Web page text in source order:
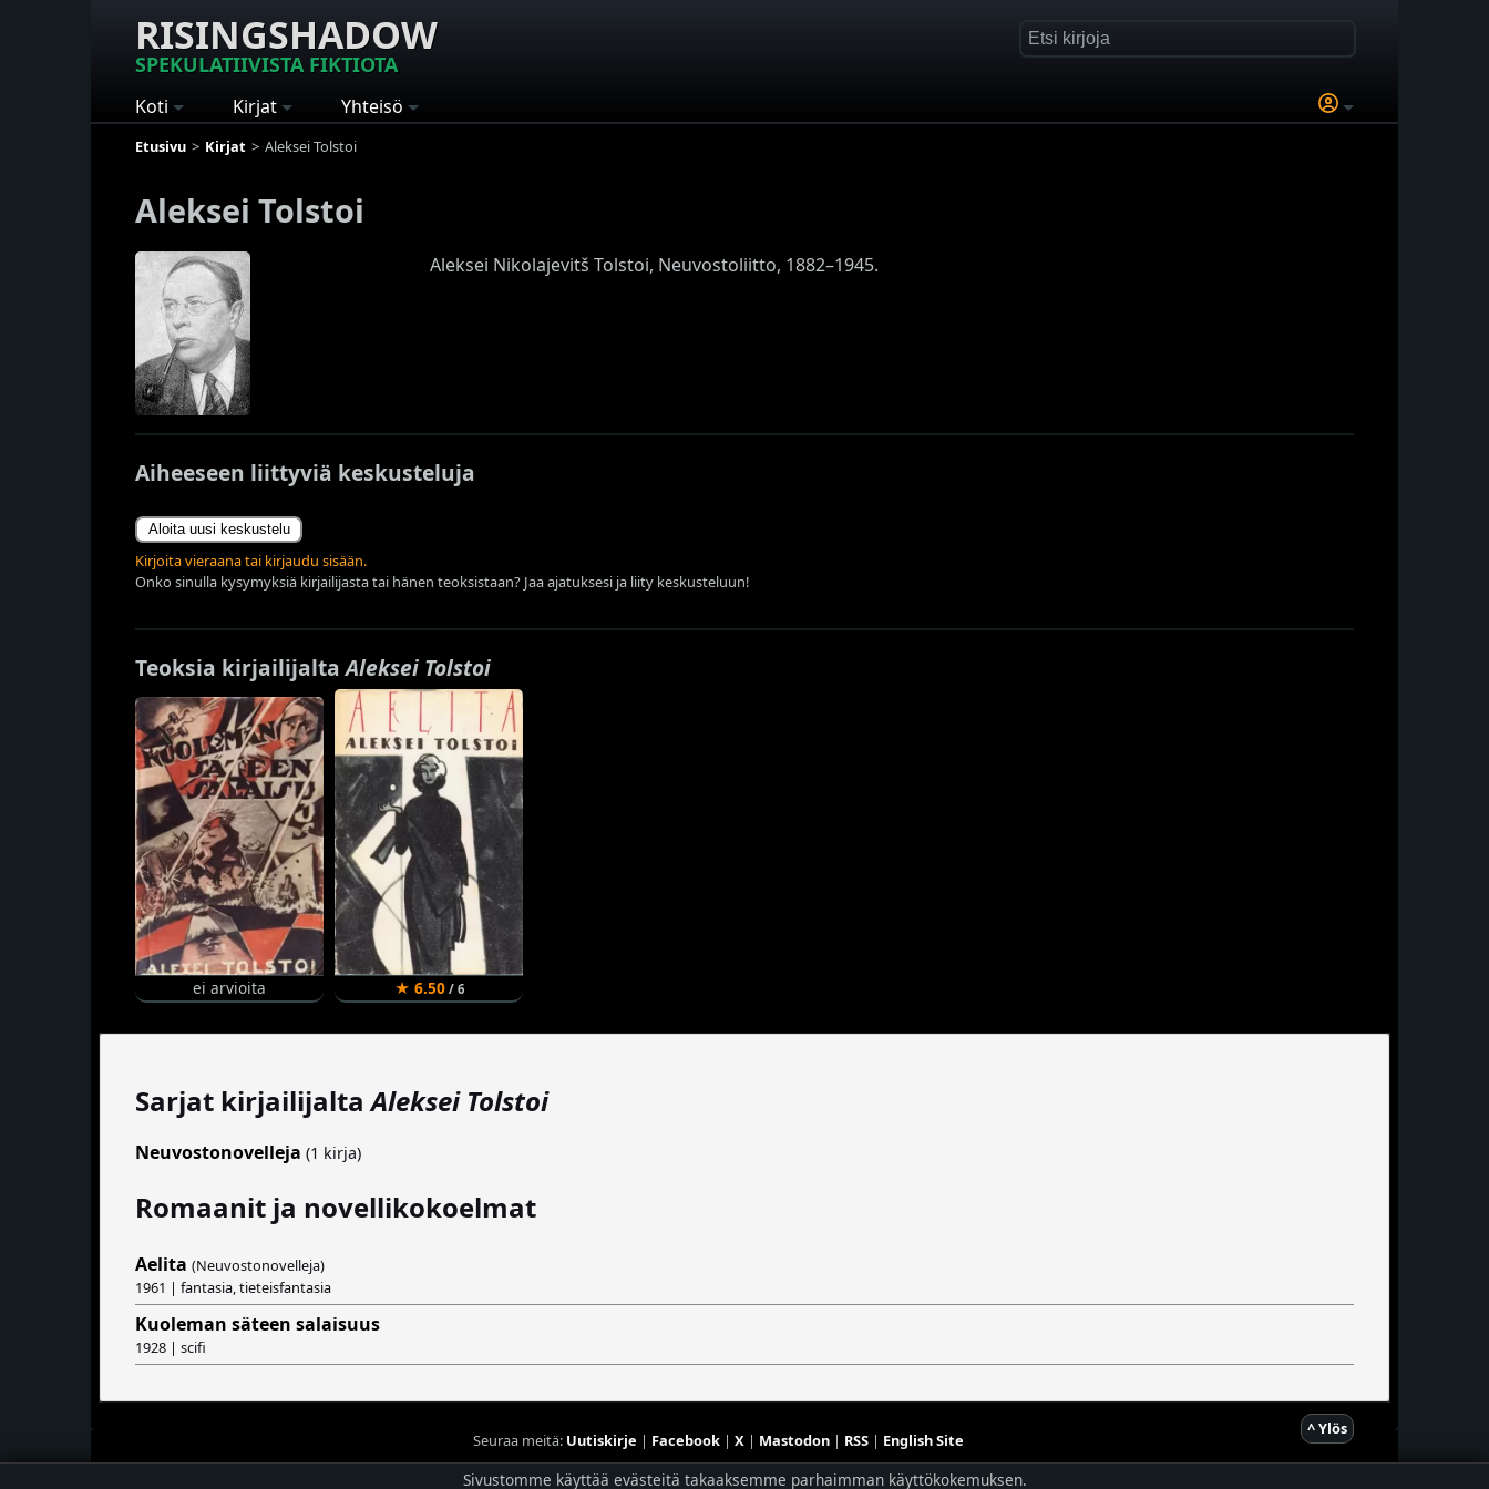
RISINGSHADOW
SPEKULATIIVISTA FIKTIOTA
Koti Kirjat Yhteisö
Etusivu Kirjat Aleksei Tolstoi
Aleksei Tolstoi
Aleksei Nikolajevitš Tolstoi, Neuvostoliitto, 1882–1945.
Aiheeseen liittyviä keskusteluja
Aloita uusi keskustelu
Kirjoita vieraana tai kirjaudu sisään.
Onko sinulla kysymyksiä kirjailijasta tai hänen teoksistaan? Jaa ajatuksesi ja liity keskusteluun!
Teoksia kirjailijaltaAleksei Tolstoi
ei arvioita ★ 6.50/ 6
Sarjat kirjailijaltaAleksei Tolstoi
Neuvostonovelleja (1 kirja)
Romaanit ja novellikokoelmat
Aelita (Neuvostonovelleja)
1961 | fantasia, tieteisfantasia
Kuoleman säteen salaisuus
1928 | scifi
^ Ylös
Seuraa meitä: Uutiskirje | Facebook| X| Mastodon| RSS| English Site
Hostingpalvelun tarjoaaPlaneetta Internet Oy
Sivustomme käyttää evästeitä takaaksemme parhaimman käyttökokemuksen.